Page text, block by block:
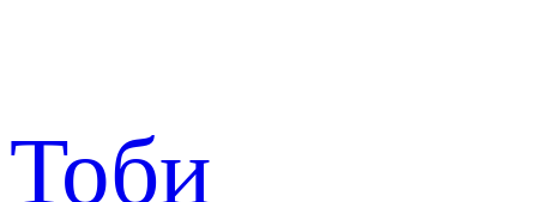
Тоби